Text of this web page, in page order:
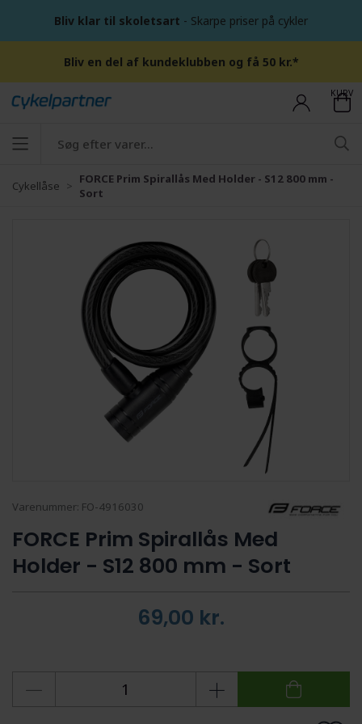
Bliv klar til skoletsart - Skarpe priser på cykler
Bliv en del af kundeklubben og få 50 kr.*
KURV
Cykellåse
FORCE Prim Spirallås Med Holder - S12 800 mm -
Sort
Varenummer: FO-4916030
FORCE Prim Spirallås Med
Holder - S12 800 mm - Sort
69,00 kr.